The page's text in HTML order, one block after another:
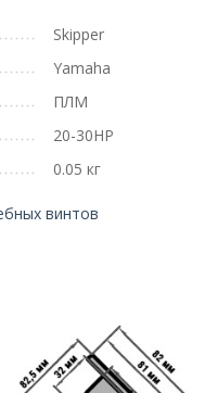
Skipper
Yamaha
ПЛМ
20-30HP
0.05 кг
винтов